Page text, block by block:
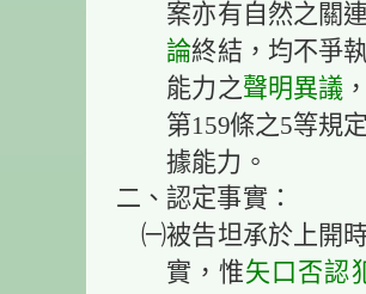
案亦有自然之關
論終結，均不爭
能力之聲明異議
第159條之5等規
據能力。
二、認定事實：
㈠被告坦承於上開
實，惟矢口否認